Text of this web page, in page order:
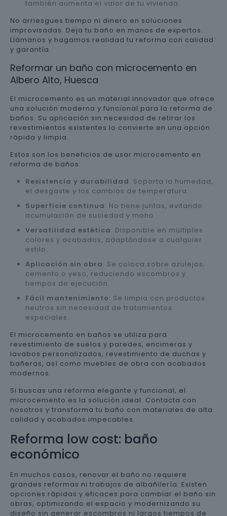
también aumenta el valor de tu vivienda.
No arriesgues tiempo ni dinero en soluciones
improvisadas. Deja tu baño en manos de expertos.
Llámanos y hagamos realidad tu reforma con calidad
y garantía.
Reformar un baño con microcemento en
Albero Alto, Huesca
El microcemento es un material innovador que ofrece
una solución moderna y funcional para la reforma de
baños. Su aplicación sin necesidad de retirar los
revestimientos existentes lo convierte en una opción
rápida y limpia.
Estos son los beneficios de usar microcemento en
reforma de baños:
Resistencia y durabilidad: Soporta la humedad,
el desgaste y los cambios de temperatura.
Superficie continua: No tiene juntas, evitando
acumulación de suciedad y moho.
Versatilidad estética: Disponible en múltiples
colores y acabados, adaptándose a cualquier
estilo.
Aplicación sin obra: Se coloca sobre azulejos,
cemento o yeso, reduciendo escombros y
tiempos de ejecución.
Fácil mantenimiento: Se limpia con productos
neutros sin necesidad de tratamientos
especiales.
El microcemento en baños se utiliza para
revestimiento de suelos y paredes, encimeras y
lavabos personalizados, revestimiento de duchas y
bañeras, así como muebles de obra con acabados
modernos.
Si buscas una reforma elegante y funcional, el
microcemento es la solución ideal. Contacta con
nosotros y transforma tu baño con materiales de alta
calidad y acabados impecables.
Reforma low cost: baño
económico
En muchos casos, renovar el baño no requiere
grandes reformas ni trabajos de albañilería. Existen
opciones rápidas y eficaces para cambiar el baño sin
obras, optimizando el espacio y modernizando su
diseño sin generar escombros ni largos tiempos de